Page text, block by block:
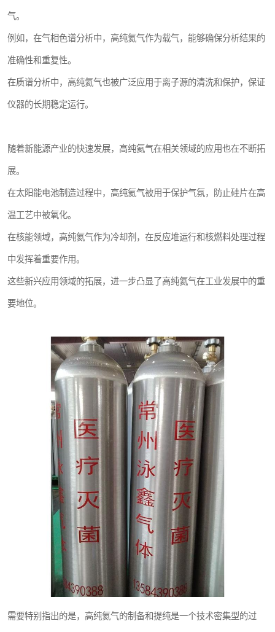
气。
例如，在气相色谱分析中，高纯氦气作为载气，能够确保分析结果的
准确性和重复性。
在质谱分析中，高纯氦气也被广泛应用于离子源的清洗和保护，保证
仪器的长期稳定运行。
随着新能源产业的快速发展，高纯氦气在相关领域的应用也在不断拓
展。
在太阳能电池制造过程中，高纯氦气被用于保护气氛，防止硅片在高
温工艺中被氧化。
在核能领域，高纯氦气作为冷却剂，在反应堆运行和核燃料处理过程
中发挥着重要作用。
这些新兴应用领域的拓展，进一步凸显了高纯氦气在工业发展中的重
要地位。
需要特别指出的是，高纯氦气的制备和提纯是一个技术密集型的过